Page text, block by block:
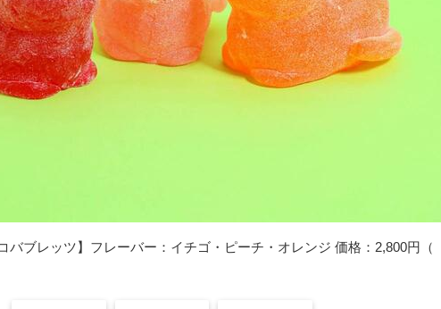
バブレッツ】フレーバー：イチゴ・ピーチ・オレンジ 価格：2,800円（